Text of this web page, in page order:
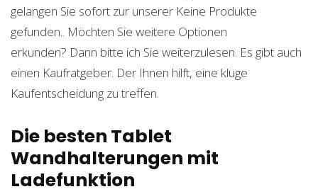
gelangen Sie sofort zur unserer Keine Produkte
gefunden.. Möchten Sie weitere Optionen
erkunden? Dann bitte ich Sie weiterzulesen. Es gibt auch
einen Kaufratgeber. Der Ihnen hilft, eine kluge
Kaufentscheidung zu treffen.
Die besten Tablet
Wandhalterungen mit
Ladefunktion